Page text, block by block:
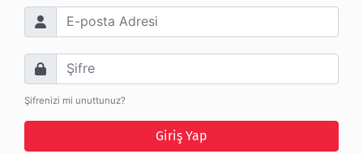
E-posta Adresi
Şifre
Şifrenizi mi unuttunuz?
Giriş Yap